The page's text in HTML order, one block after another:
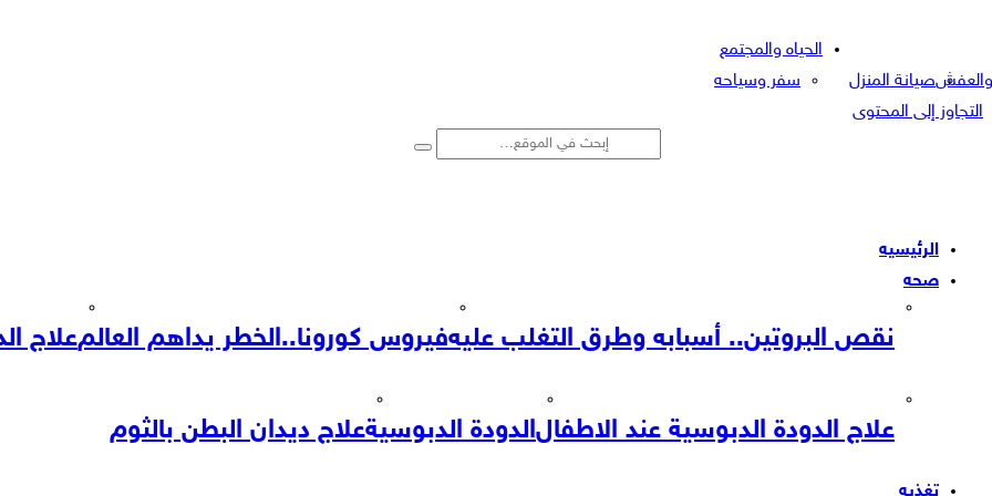
والعفشصيانة المنزل
الحياه والمجتمع
سفر وسياحه
التجاوز إلى المحتوى
الرئيسيه
صحه
نقص البروتين.. أسبابه وطرق التغلب عليهفيروس كورونا..الخطر يداهم العالمعلاج
علاج الدودة الدبوسية عند الاطفالالدودة الدبوسيةعلاج ديدان البطن بالثوم
تغذيه